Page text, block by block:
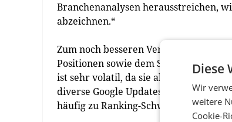
Branchenanalysen herausstreichen,
abzeichnen.“
Zum noch besseren Verständnis: Die
Positionen sowie dem Suchvolumen
ist sehr volatil, da sie abhängig von
diverse Google Updates laufend
häufig zu Ranking-Schwankungen
Diese
Wir
weitere
Cookie-